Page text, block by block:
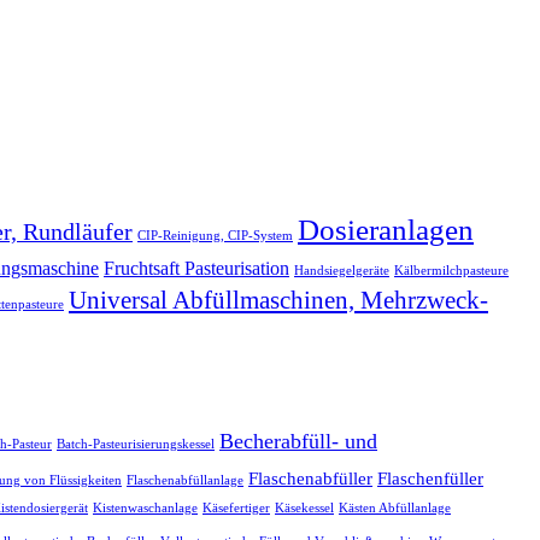
Rundläufer CIP-Reinigung, CIP-System Dosieranlagen
Fruchtsaft Pasteurisation Handsiegelgeräte Kälbermilchpasteure
Universal Abfüllmaschinen, Mehrzweck-
Pasteur Batch-Pasteurisierungskessel Becherabfüll- und
von Flüssigkeiten Flaschenabfüllanlage Flaschenabfüller Flaschenfüller
Kistenwaschanlage Käsefertiger Käsekessel Kästen Abfüllanlage